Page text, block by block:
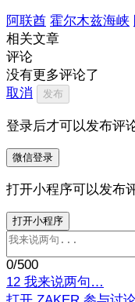
阿联酋 霍尔木兹海峡
相关文章
评论
没有更多评论了
取消
发布
登录后才可以发布评
微信登录
打开小程序可以发布
打开小程序
0/500
12 我来说两句…